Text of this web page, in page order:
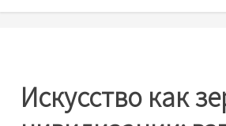
Искусство как